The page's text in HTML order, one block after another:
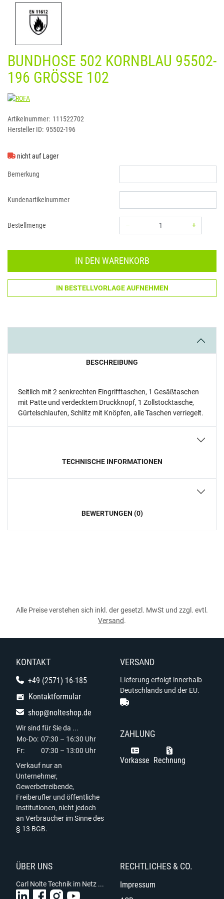
BUNDHOSE 502 KORNBLAU 95502-
196 GRÖSSE 102
Artikelnummer: 111522702
Hersteller ID: 95502-196
nicht auf Lager
Bemerkung
Kundenartikelnummer
Bestellmenge –
+
IN DEN WARENKORB
IN BESTELLVORLAGE AUFNEHMEN
BESCHREIBUNG
Seitlich mit 2 senkrechten Eingrifftaschen, 1 Gesäßtaschen
mit Patte und verdecktem Druckknopf, 1 Zollstocktasche,
Gürtelschlaufen, Schlitz mit Knöpfen, alle Taschen verriegelt.
TECHNISCHE INFORMATIONEN
BEWERTUNGEN (0)
Alle Preise verstehen sich inkl. der gesetzl. MwSt und zzgl. evtl.
Versand.
KONTAKT
+49 (2571) 16-185
Kontaktformular
shop@nolteshop.de
Wir sind für Sie da ...
Mo-Do: 07:30 – 16:30 Uhr
Fr:
07:30 – 13:00 Uhr
Verkauf nur an
Unternehmer,
Gewerbetreibende,
Freiberufler und öffentliche
Institutionen, nicht jedoch
an Verbraucher im Sinne des
§ 13 BGB.
VERSAND
Lieferung erfolgt innerhalb
Deutschlands und der EU.
ZAHLUNG
Vorkasse Rechnung
ÜBER UNS
Carl Nolte Technik im Netz ...
RECHTLICHES & CO.
Impressum